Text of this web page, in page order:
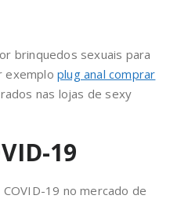
brinquedos sexuais para
exemplo plug anal comprar
nas lojas de sexy
19
19 no mercado de